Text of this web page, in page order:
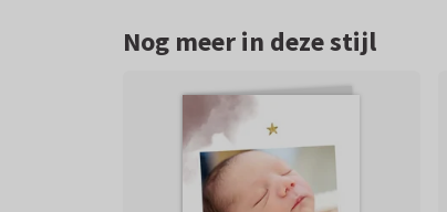
Nog meer in deze stijl